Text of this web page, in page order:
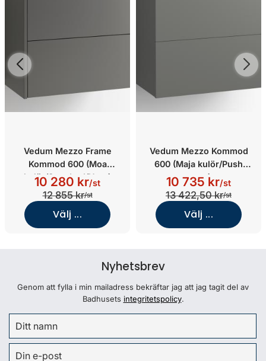
Vedum Mezzo Frame
Kommod 600 (Moa
kulör/Standard/Utan)
10 280 kr/st
12 855 kr/st
Välj ...
Vedum Mezzo Kommod
600 (Maja kulör/Push
open)
10 735 kr/st
13 422,50 kr/st
Välj ...
Nyhetsbrev
Genom att fylla i min mailadress bekräftar jag att jag tagit del av
Badhusets integritetspolicy.